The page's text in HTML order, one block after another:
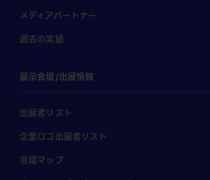
メディアパートナー
過去の実績
展示会場/出展情報
出展者リスト
企業ロゴ出展者リスト
会場マップ